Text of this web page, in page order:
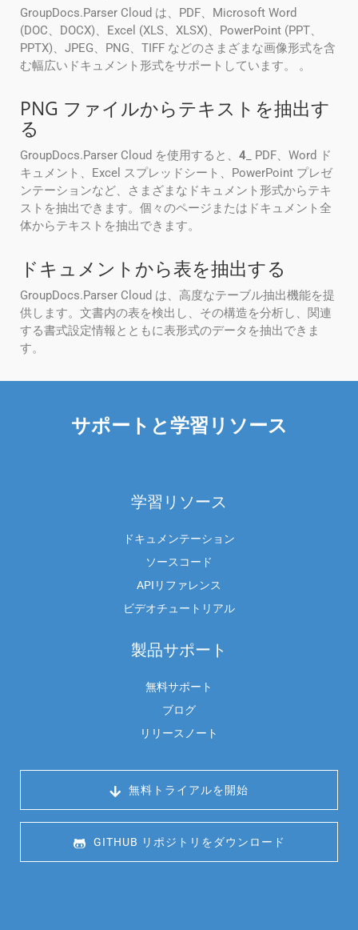
GroupDocs.Parser Cloud は、PDF、Microsoft Word
(DOC、DOCX)、Excel (XLS、XLSX)、PowerPoint (PPT、
PPTX)、JPEG、PNG、TIFF などのさまざまな画像形式を含
む幅広いドキュメント形式をサポートしています。 。
PNG ファイルからテキストを抽出す
る
GroupDocs.Parser Cloud を使用すると、 4 _ PDF、Word ド
キュメント、Excel スプレッドシート、PowerPoint プレゼ
ンテーションなど、さまざまなドキュメント形式からテキ
ストを抽出できます。個々のページまたはドキュメント全
体からテキストを抽出できます。
ドキュメントから表を抽出する
GroupDocs.Parser Cloud は、高度なテーブル抽出機能を提
供します。文書内の表を検出し、その構造を分析し、関連
する書式設定情報とともに表形式のデータを抽出できま
す。
サポートと学習リソース
学習リソース
ドキュメンテーション
ソースコード
APIリファレンス
ビデオチュートリアル
製品サポート
無料サポート
ブログ
リリースノート
無料トライアルを開始
GITHUB リポジトリをダウンロード